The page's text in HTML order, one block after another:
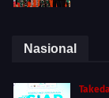
Nasional